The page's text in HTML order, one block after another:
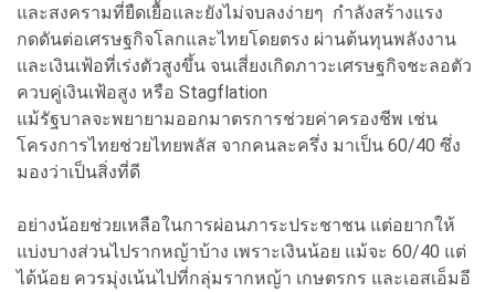
และสงครามที่ยืดเยื้อและยังไม่จบลงง่ายๆ กำลังสร้างแรง
กดดันต่อเศรษฐกิจโลกและไทยโดยตรง ผ่านต้นทุนพลังงาน
และเงินเฟ้อที่เร่งตัวสูงขึ้น จนเสี่ยงเกิดภาวะเศรษฐกิจชะลอตัว
ควบคู่เงินเฟ้อสูง หรือ Stagflation
แม้รัฐบาลจะพยายามออกมาตรการช่วยค่าครองชีพ เช่น
โครงการไทยช่วยไทยพลัส จากคนละครึ่ง มาเป็น 60/40 ซึ่ง
มองว่าเป็นสิ่งที่ดี
อย่างน้อยช่วยเหลือในการผ่อนภาระประชาชน แต่อยากให้
แบ่งบางส่วนไปรากหญ้าบ้าง เพราะเงินน้อย แม้จะ 60/40 แต่
ได้น้อย ควรมุ่งเน้นไปที่กลุ่มรากหญ้า เกษตรกร และเอสเอ็มอี